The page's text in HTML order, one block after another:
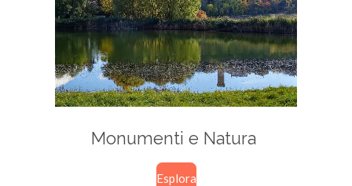
Monumenti e Natura
Esplora